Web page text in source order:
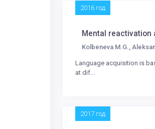
2016 год
Mental
Kolbeneva M.G.,
Language acquisition is
at dif...
2017 год